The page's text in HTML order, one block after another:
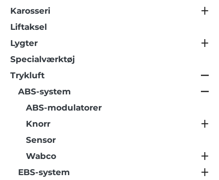
Karosseri
Liftaksel
Lygter
Specialværktøj
Trykluft
ABS-system
ABS-modulatorer
Knorr
Sensor
Wabco
EBS-system